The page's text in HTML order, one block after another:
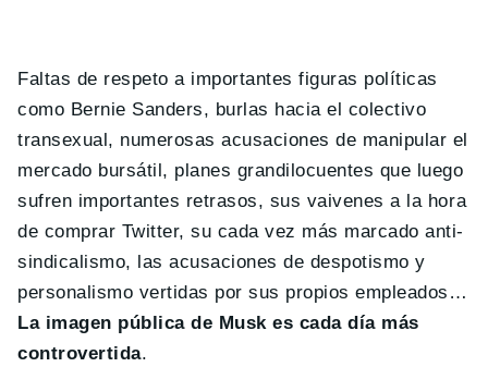
Faltas de respeto a importantes figuras políticas
como Bernie Sanders, burlas hacia el colectivo
transexual, numerosas acusaciones de manipular el
mercado bursátil, planes grandilocuentes que luego
sufren importantes retrasos, sus vaivenes a la hora
de comprar Twitter, su cada vez más marcado anti-
sindicalismo, las acusaciones de despotismo y
personalismo vertidas por sus propios empleados…
La imagen pública de Musk es cada día más
controvertida.